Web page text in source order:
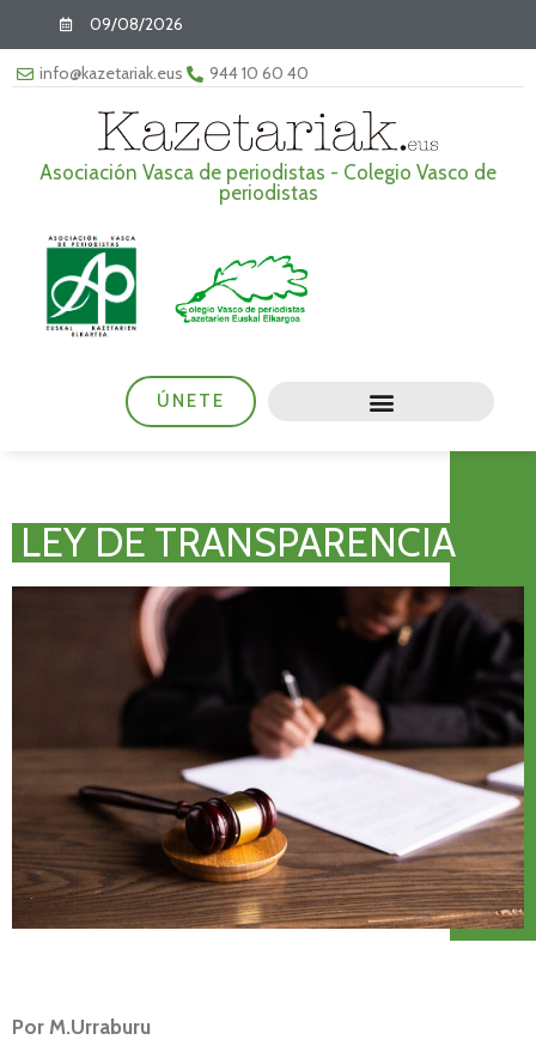
09/08/2026
info@kazetariak.eus 944 10 60 40
Asociación Vasca de periodistas - Colegio Vasco de
periodistas
ÚNETE
LEY DE TRANSPARENCIA
Por M.Urraburu